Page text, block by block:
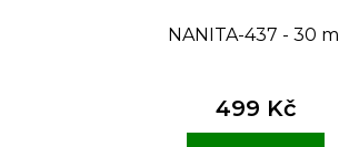
NANITA-437 - 30 ml
499 Kč